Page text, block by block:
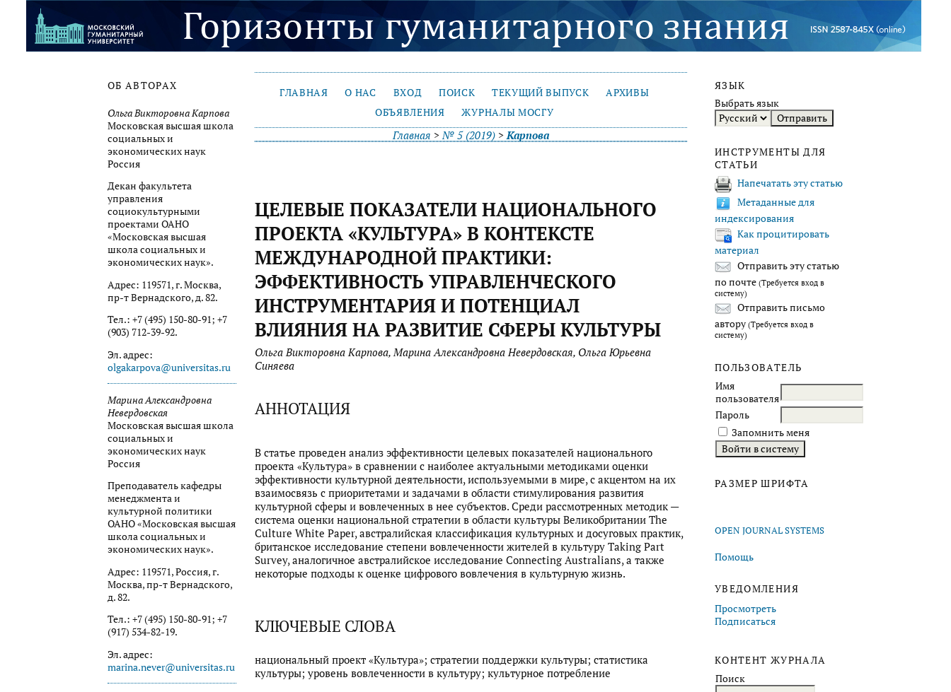
ОБ АВТОРАХ
Ольга Викторовна Карпова
Московская высшая школа
социальных и
экономических наук
Россия
Декан факультета
управления
социокультурными
проектами ОАНО
«Московская высшая
школа социальных и
экономических наук».
Адрес: 119571, г. Москва,
пр-т Вернадского, д. 82.
Тел.: +7 (495) 150-80-91; +7
(903) 712-39-92.
Эл. адрес:
olgakarpova@universitas.ru
Марина Александровна
Невердовская
Московская высшая школа
социальных и
экономических наук
Россия
Преподаватель кафедры
менеджмента и
культурной политики
ОАНО «Московская высшая
школа социальных и
экономических наук».
Адрес: 119571, Россия, г.
Москва, пр-т Вернадского,
д. 82.
Тел.: +7 (495) 150-80-91; +7
(917) 534-82-19.
Эл. адрес:
marina.never@universitas.ru
ЯЗЫК
Выбрать язык
ИНСТРУМЕНТЫ ДЛЯ
СТАТЬИ
Напечатать эту статью
Метаданные для
индексирования
Как процитировать
материал
Отправить эту статью
по почте (Требуется вход в
систему)
Отправить письмо
автору (Требуется вход в
систему)
ПОЛЬЗОВАТЕЛЬ
Имя
пользователя
Пароль
Запомнить меня
РАЗМЕР ШРИФТА
OPEN JOURNAL SYSTEMS
Помощь
УВЕДОМЛЕНИЯ
Просмотреть
Подписаться
КОНТЕНТ ЖУРНАЛА
Поиск
ГЛАВНАЯ О НАС ВХОД ПОИСК ТЕКУЩИЙ ВЫПУСК
АРХИВЫ
ОБЪЯВЛЕНИЯ
ЖУРНАЛЫ МОСГУ
Главная >№ 5 (2019) >Карпова
ЦЕЛЕВЫЕ ПОКАЗАТЕЛИ НАЦИОНАЛЬНОГО
ПРОЕКТА «КУЛЬТУРА» В КОНТЕКСТЕ
МЕЖДУНАРОДНОЙ ПРАКТИКИ:
ЭФФЕКТИВНОСТЬ УПРАВЛЕНЧЕСКОГО
ИНСТРУМЕНТАРИЯ И ПОТЕНЦИАЛ
ВЛИЯНИЯ НА РАЗВИТИЕ СФЕРЫ КУЛЬТУРЫ
Ольга Викторовна Карпова, Марина Александровна Невердовская, Ольга Юрьевна
Синяева
АННОТАЦИЯ
В статье проведен анализ эффективности целевых показателей национального
проекта «Культура» в сравнении с наиболее актуальными методиками оценки
эффективности культурной деятельности, используемыми в мире, с акцентом на их
взаимосвязь с приоритетами и задачами в области стимулирования развития
культурной сферы и вовлеченных в нее субъектов. Среди рассмотренных методик —
система оценки национальной стратегии в области культуры Великобритании The
Culture White Paper, австралийская классификация культурных и досуговых практик,
британское исследование степени вовлеченности жителей в культуру Taking Part
Survey, аналогичное австралийское исследование Connecting Australians, а также
некоторые подходы к оценке цифрового вовлечения в культурную жизнь.
КЛЮЧЕВЫЕ СЛОВА
национальный проект «Культура»; стратегии поддержки культуры; статистика
культуры; уровень вовлеченности в культуру; культурное потребление